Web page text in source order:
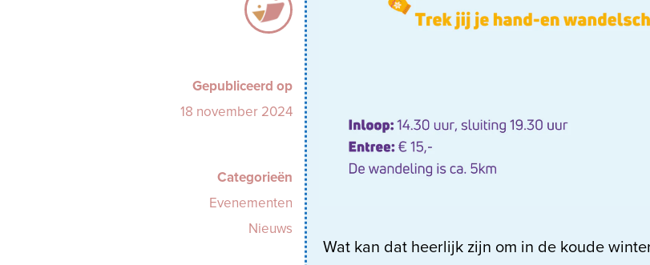
Gepubliceerd op
18 november 2024
Categorieën
Evenementen
Nieuws
Wat kan dat heerlijk zijn om in de koude